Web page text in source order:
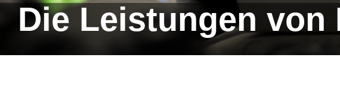
Die Leistungen